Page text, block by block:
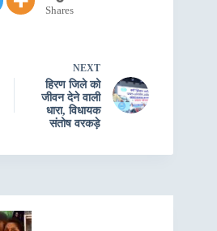
Shares
NEXT
हिरण जिले को
जीवन देने वाली
धारा, विधायक
संतोष वरकड़े